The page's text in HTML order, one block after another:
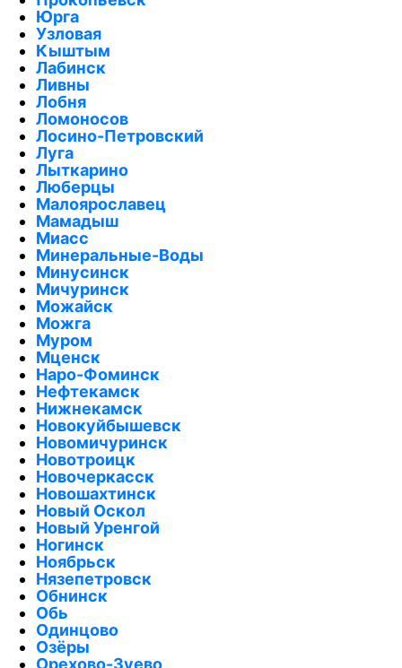
Юрга
Узловая
Кыштым
Лабинск
Ливны
Лобня
Ломоносов
Лосино-Петровский
Луга
Лыткарино
Люберцы
Малоярославец
Мамадыш
Миасс
Минеральные-Воды
Минусинск
Мичуринск
Можайск
Можга
Муром
Мценск
Наро-Фоминск
Нефтекамск
Нижнекамск
Новокуйбышевск
Новомичуринск
Новотроицк
Новочеркасск
Новошахтинск
Новый Оскол
Новый Уренгой
Ногинск
Ноябрьск
Нязепетровск
Обнинск
Обь
Одинцово
Озёры
Орехово-Зуево